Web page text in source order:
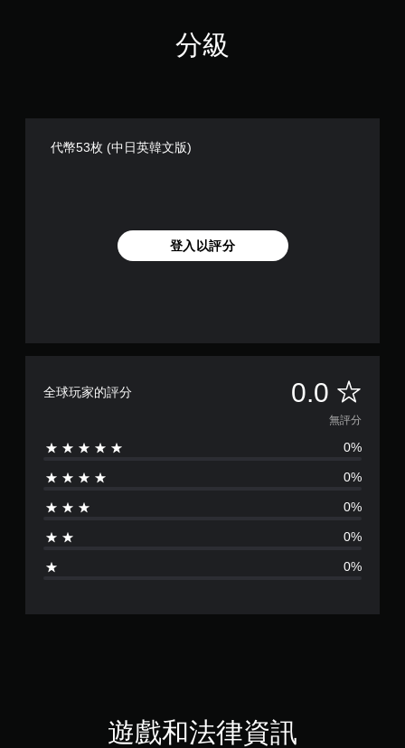
分級
代幣53枚 (中日英韓文版)
登入以評分
全球玩家的評分 0.0 無
評
分
無評分
0%
0%
0%
0%
0%
遊戲和法律資訊